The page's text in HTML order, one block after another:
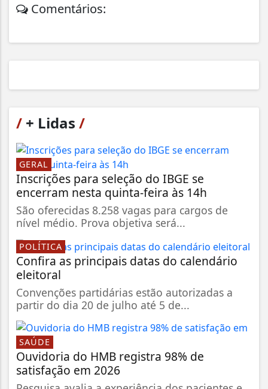
Comentários:
/ + Lidas /
GERAL
Inscrições para seleção do IBGE se
encerram nesta quinta-feira às 14h
São oferecidas 8.258 vagas para cargos de
nível médio. Prova objetiva será...
POLÍTICA
Confira as principais datas do calendário
eleitoral
Convenções partidárias estão autorizadas a
partir do dia 20 de julho até 5 de...
SAÚDE
Ouvidoria do HMB registra 98% de
satisfação em 2026